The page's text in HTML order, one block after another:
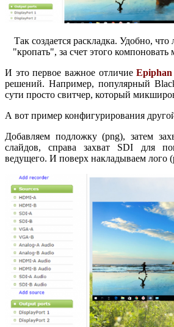
Так создается раскладка. Удобно,
"кропать", за счет этого
И это первое важное отличие
решений. Например, популярный
сути просто свитчер, который
А вот пример конфигурирования
Добавляем подложку (png), затем
слайдов, справа захват SDI для
ведущего. И поверх накладываем лого